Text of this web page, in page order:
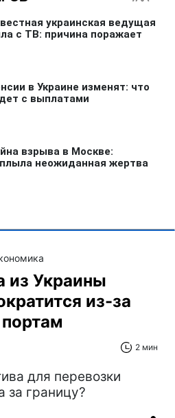
из Украины
из-за
2 мин
для перевозки
за границу?